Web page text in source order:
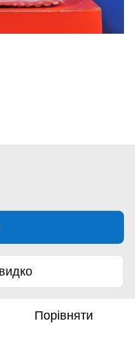
Порівняти